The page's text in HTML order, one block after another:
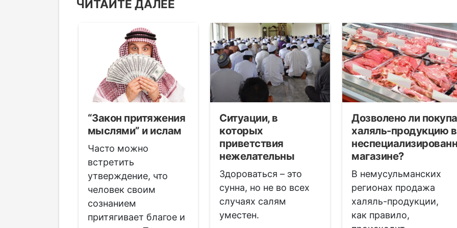
ЧИТАЙТЕ ДАЛЕЕ
“Закон притяжения
мыслями” и ислам
Часто можно
встретить
утверждение, что
человек своим
сознанием
притягивает благое и
Ситуации, в
которых
приветствия
нежелательны
Здороваться – это
сунна, но не во всех
случаях салям
уместен.
Дозволено ли
халяль-продукцию в
магазине?
В немусульманских
регионах продажа
халяль-продукции,
как правило,